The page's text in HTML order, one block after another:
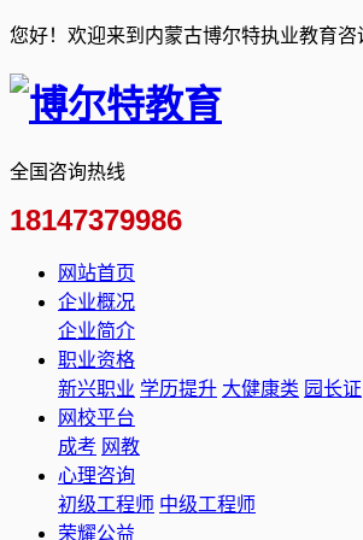
您好！欢迎来到内蒙古博尔特执业教育咨
全国咨询热线
18147379986
网站首页
企业概况
企业简介
职业资格
新兴职业 学历提升 大健康类 园长证
网校平台
成考 网教
心理咨询
初级工程师 中级工程师
荣耀公益